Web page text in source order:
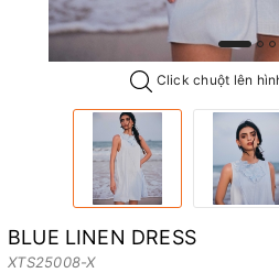
Click chuột lên
BLUE LINEN DRESS
XTS25008-X